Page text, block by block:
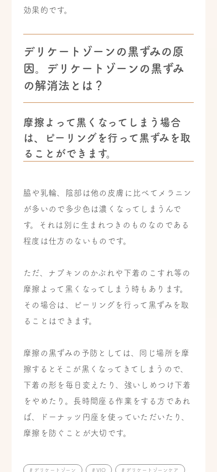
効果的です。
デリケートゾーンの黒ずみの原
因。デリケートゾーンの黒ずみ
の解消法とは？
摩擦よって黒くなってしまう場合
は、ピーリングを行って黒ずみを取
ることができます。
脇や乳輪、陰部は他の皮膚に比べてメラニン
が多いので多少色は濃くなってしまうんで
す。
それは別に生まれつきのものなのである
程度は仕方のないものです。
ただ、ナプキンのかぶれや下着のこすれ等の
摩擦よって黒くなってしまう時もあります。
その場合は、ピーリングを行って黒ずみを取
ることはできます。
摩擦の黒ずみの予防としては、同じ場所を摩
擦するとそこが黒くなってきてしまうので、
下着の形を毎日変えたり、強いしめつけ下着
をやめたり。長時間座る作業をする方であれ
ば、ドーナッツ円座を使っていただいたり、
摩擦を防ぐことが大切です。
# デリケートゾーン # VIO # デリケートゾーンケア